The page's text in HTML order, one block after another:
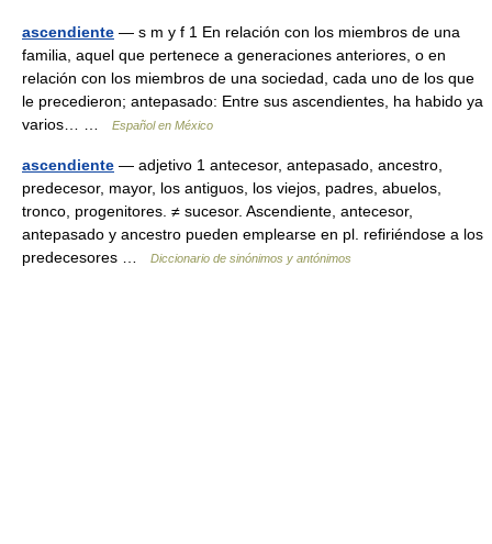
ascendiente — s m y f 1 En relación con los miembros de una
familia, aquel que pertenece a generaciones anteriores, o en
relación con los miembros de una sociedad, cada uno de los que
le precedieron; antepasado: Entre sus ascendientes, ha habido ya
varios… …
Español en México
ascendiente — adjetivo 1 antecesor, antepasado, ancestro,
predecesor, mayor, los antiguos, los viejos, padres, abuelos,
tronco, progenitores. ≠ sucesor. Ascendiente, antecesor,
antepasado y ancestro pueden emplearse en pl. refiriéndose a los
predecesores …
Diccionario de sinónimos y antónimos